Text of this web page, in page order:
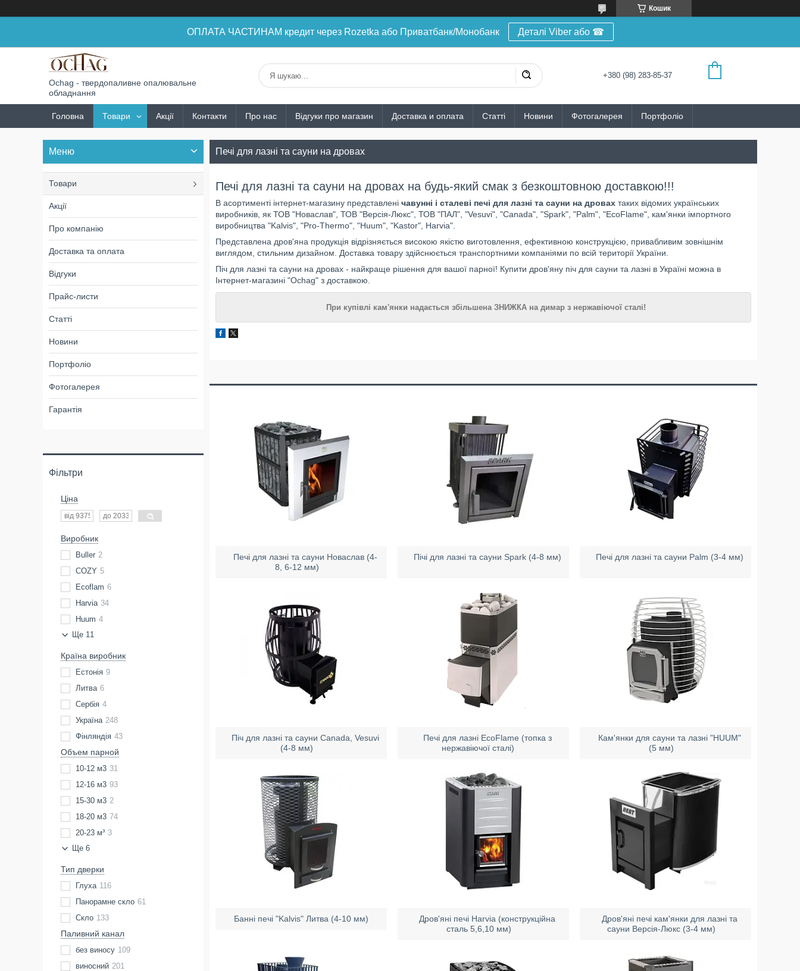
Кошик
ОПЛАТА ЧАСТИНАМ кредит через Rozetka або Приватбанк/Монобанк Деталі Viber або ☎
Ochag - твердопаливне опалювальне
обладнання
+380 (98) 283-85-37
Головна Товари Акції Контакти Про нас Відгуки про магазин Доставка и оплата Статті Новини Фотогалерея Портфоліо
Печі для лазні та сауни на дровах
Печі для лазні та сауни на дровах на будь-який смак з безкоштовною доставкою!!!
В асортименті інтернет-магазину представлені чавунні і сталеві печі для лазні та сауни на дровах таких відомих українських
виробників, як ТОВ "Новаслав", ТОВ "Версія-Люкс", ТОВ "ПАЛ", "Vesuvi", "Canada", "Spark", "Palm", "EcoFlame", кам'янки імпортного
виробництва "Kalvis", "Pro-Thermo", "Huum", "Kastor", Harvia".
Представлена дров'яна продукція відрізняється високою якістю виготовлення, ефективною конструкцією, привабливим зовнішнім
виглядом, стильним дизайном. Доставка товару здійснюється транспортними компаніями по всій території України.
Піч для лазні та сауни на дровах - найкраще рішення для вашої парної! Купити дров'яну піч для сауни та лазні в Україні можна в
Інтернет-магазині "Ochag" з доставкою.
При купівлі кам'янки надається збільшена ЗНИЖКА на димар з нержавіючої сталі!
Печі для лазні та сауни Новаслав (4-
8, 6-12 мм)
Пічі для лазні та сауни Spark (4-8 мм) Печі для лазні та сауни Palm (3-4 мм)
Піч для лазні та сауни Canada, Vesuvi
(4-8 мм)
Печі для лазні EcoFlame (топка з
нержавіючої сталі)
Кам'янки для сауни та лазні "HUUM"
(5 мм)
Банні печі "Kalvis" Литва (4-10 мм)
Дров'яні печі Harvia (конструкційна
сталь 5,6,10 мм)
Дров'яні печі кам'янки для лазні та
сауни Версія-Люкс (3-4 мм)
Товари
Акції
Про компанію
Доставка та оплата
Відгуки
Прайс-листи
Статті
Новини
Портфоліо
Фотогалерея
Гарантія
Фільтри
Ціна
Виробник
Buller 2
COZY 5
Ecoflam 6
Harvia 34
Huum 4
Ще 11
Країна виробник
Естонія 9
Литва 6
Сербія 4
Україна 248
Фінляндія 43
Объем парной
10-12 м3 31
12-16 м3 93
15-30 м3 2
18-20 м3 74
20-23 м³ 3
Ще 6
Тип дверки
Глуха 116
Панорамне скло 61
Скло 133
Паливний канал
без виносу 109
виносний 201